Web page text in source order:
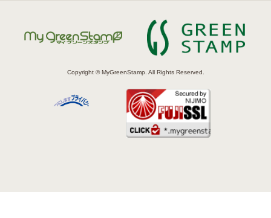
Copyright © MyGreenStamp. All Rights Reserved.